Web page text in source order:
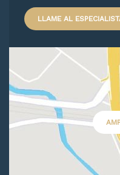
LLAME AL